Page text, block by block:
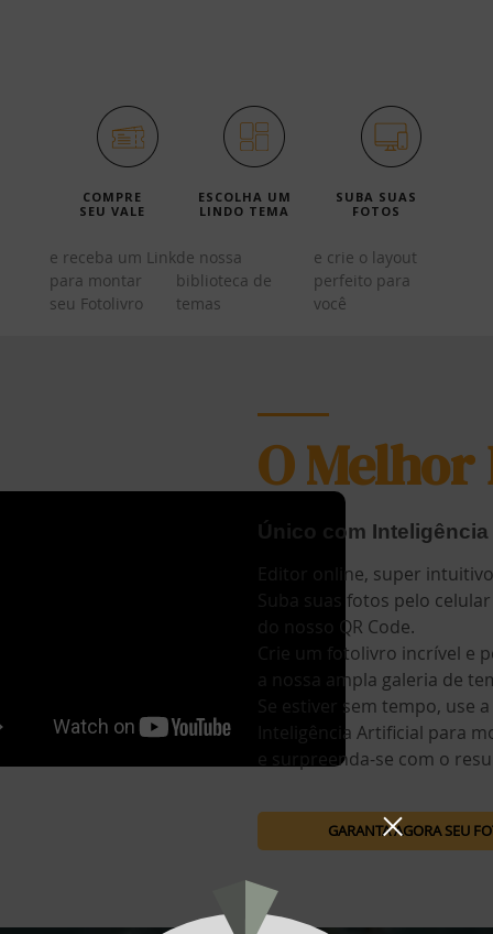
COMPRE
SEU VALE
e receba um Link
para montar
seu Fotolivro
ESCOLHA UM
LINDO TEMA
de nossa
biblioteca de
temas
SUBA SUAS
FOTOS
e crie o layout
perfeito para
você
O
Único com
Editor online, super
Suba suas fotos pelo
do nosso QR Code.
Crie um fotolivro incrível e
a nossa ampla galeria de
Se estiver sem tempo, use
Inteligência Artificial para
e surpreenda-se com o
GARANTA AGORA SEU